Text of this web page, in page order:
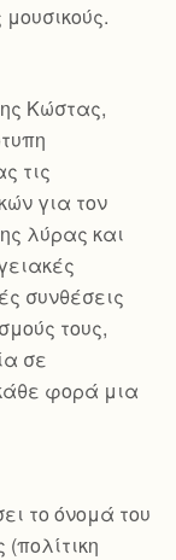
Κώστας,
τις
για τον
λύρας και
συνθέσεις
τους,
σε
φορά μια
το όνομά του